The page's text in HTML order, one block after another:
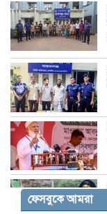
ফেসবুকে আমরা